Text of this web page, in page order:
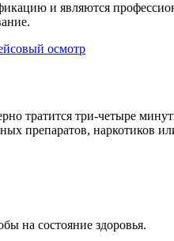
и являются
тратится три-четыре
препаратов, наркотиков
на состояние здоровья.